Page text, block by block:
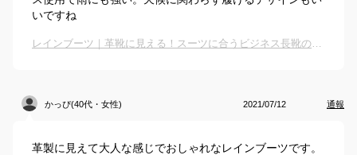
いですね
レインブーツ｜革靴に見える！スーツに合うビジネス長靴のおすすめは？
かっぴ(40代・女性) 2021/07/12 通報
革製に見えて大人な感じでおしゃれなレインブーツです。